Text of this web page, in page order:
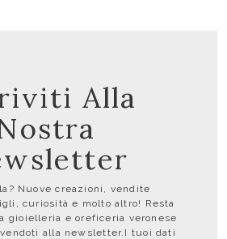
Alla
Nuove creazioni, vendite
curiosità e molto altro! Resta
gioielleria e oreficeria veronese
alla newsletter.I tuoi dati